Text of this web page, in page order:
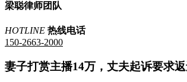
梁聪律师团队
HOTLINE 热线电话
150-2663-2000
妻子打赏主播14万，丈夫起诉要求